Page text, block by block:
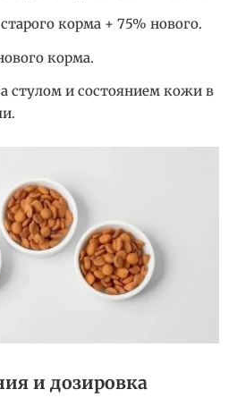
корма + 75% нового.
корма.
стулом и состоянием кожи в
и дозировка